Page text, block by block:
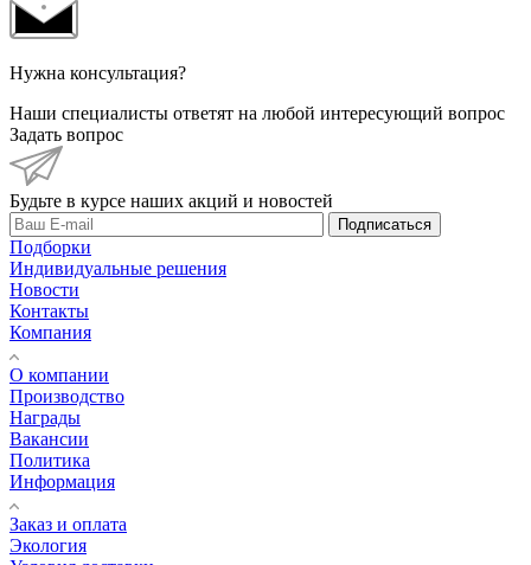
Нужна консультация?
Наши специалисты ответят на любой интересующий вопрос
Задать вопрос
Будьте в курсе наших акций и новостей
Подписаться
Подборки
Индивидуальные решения
Новости
Контакты
Компания
О компании
Производство
Награды
Вакансии
Политика
Информация
Заказ и оплата
Экология